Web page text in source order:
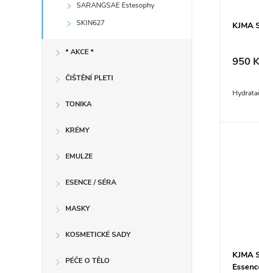
SARANGSAE Estesophy
SKIN627
* AKCE *
ČIŠTĚNÍ PLETI
TONIKA
KRÉMY
EMULZE
ESENCE / SÉRA
MASKY
KOSMETICKÉ SADY
PÉČE O TĚLO
k
u
KJMA
950
KJMA